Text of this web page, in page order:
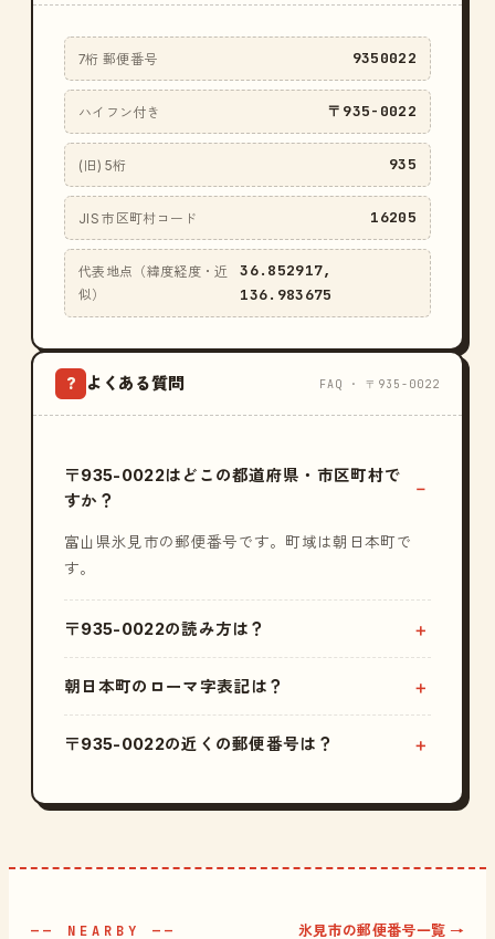
7桁 郵便番号 9350022
ハイフン付き 〒935-0022
(旧) 5桁 935
JIS 市区町村コード 16205
代表地点（緯度経度・近
似）
36.852917,
136.983675
? よくある質問 FAQ · 〒935-0022
〒935-0022はどこの都道府県・市区町村で
すか？
富山県氷見市の郵便番号です。町域は朝日本町で
す。
〒935-0022の読み方は？
朝日本町のローマ字表記は？
〒935-0022の近くの郵便番号は？
—— NEARBY —— 氷見市の郵便番号一覧 →